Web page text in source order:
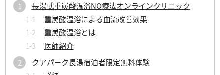
長湯式重炭酸温浴NO療法オンラインクリニック
重炭酸温浴による⾎流改善効果
重炭酸温浴とは
医師紹介
クアパーク長湯宿泊者限定無料体験